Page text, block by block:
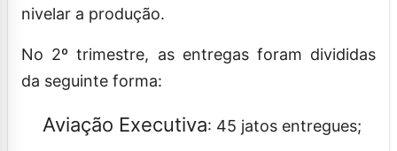
nivelar a produção.
No 2º trimestre, as entregas foram divididas
da seguinte forma:
Aviação Executiva: 45 jatos entregues;